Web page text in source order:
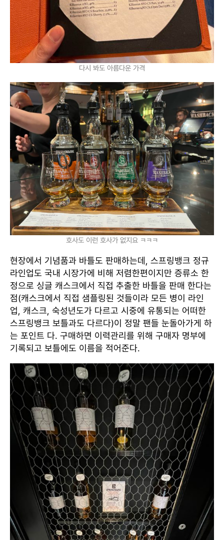
다시 봐도 아름다운 가격
호사도 이런 호사가 없지요 ㅋㅋㅋ
현장에서 기념품과 바틀도 판매하는데, 스프링뱅크 정규
라인업도 국내 시장가에 비해 저렴한편이지만 증류소 한
정으로 싱글 캐스크에서 직접 추출한 바틀을 판매 한다는
점(캐스크에서 직접 샘플링된 것들이라 모든 병이 라인
업, 캐스크, 숙성년도가 다르고 시중에 유통되는 어떠한
스프링뱅크 보틀과도 다르다)이 정말 팬들 눈돌아가게 하
는 포인트 다. 구매하면 이력관리를 위해 구매자 명부에
기록되고 보틀에도 이름을 적어준다.